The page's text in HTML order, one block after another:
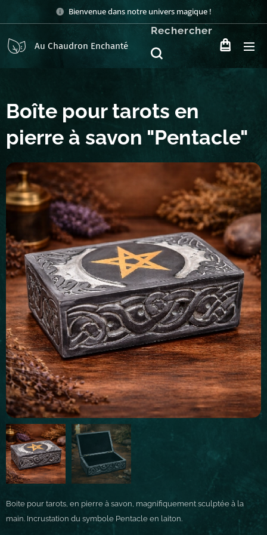
Bienvenue dans notre univers magique !
Au Chaudron Enchanté
Rechercher
Boîte pour tarots en
pierre à savon "Pentacle"
Boite pour tarots, en pierre à savon, magnifiquement sculptée à la
main. Incrustation du symbole Pentacle en laiton.